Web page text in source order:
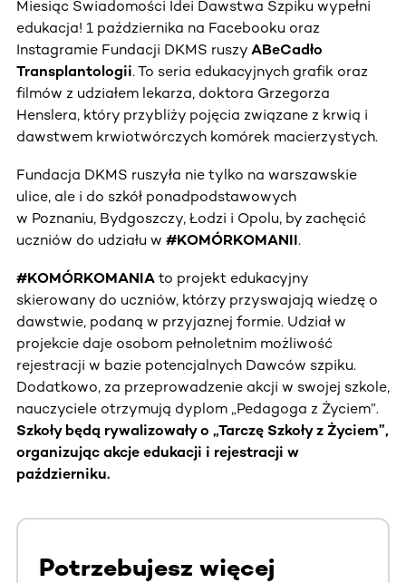
Miesiąc Świadomości Idei Dawstwa Szpiku wypełni
edukacja! 1 października na Facebooku oraz
Instagramie Fundacji DKMS ruszy ABeCadło
Transplantologii. To seria edukacyjnych grafik oraz
filmów z udziałem lekarza, doktora Grzegorza
Henslera, który przybliży pojęcia związane z krwią i
dawstwem krwiotwórczych komórek macierzystych.
Fundacja DKMS ruszyła nie tylko na warszawskie
ulice, ale i do szkół ponadpodstawowych
w Poznaniu, Bydgoszczy, Łodzi i Opolu, by zachęcić
uczniów do udziału w #KOMÓRKOMANII.
#KOMÓRKOMANIA to projekt edukacyjny
skierowany do uczniów, którzy przyswajają wiedzę o
dawstwie, podaną w przyjaznej formie. Udział w
projekcie daje osobom pełnoletnim możliwość
rejestracji w bazie potencjalnych Dawców szpiku.
Dodatkowo, za przeprowadzenie akcji w swojej szkole,
nauczyciele otrzymują dyplom „Pedagoga z Życiem”.
Szkoły będą rywalizowały o „Tarczę Szkoły z Życiem”,
organizując akcje edukacji i rejestracji w
październiku.
Potrzebujesz więcej